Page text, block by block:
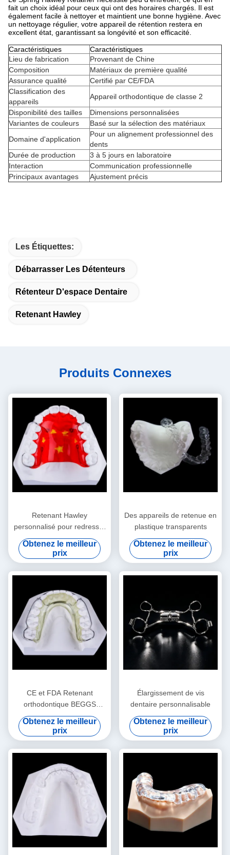
fait un choix idéal pour ceux qui ont des horaires chargés. Il est
également facile à nettoyer et maintient une bonne hygiène. Avec
un nettoyage régulier, votre appareil de rétention restera en
excellent état, garantissant sa longévité et son efficacité.
Caractéristiques
Caractéristiques
Lieu de fabrication
Provenant de Chine
Composition
Matériaux de première qualité
Assurance qualité
Certifié par CE/FDA
Classification des
appareils
Appareil orthodontique de classe 2
Disponibilité des tailles
Dimensions personnalisées
Variantes de couleurs
Basé sur la sélection des matériaux
Domaine d'application
Pour un alignement professionnel des
dents
Durée de production
3 à 5 jours en laboratoire
Interaction
Communication professionnelle
Principaux avantages
Ajustement précis
Les Étiquettes:
Débarrasser Les Détenteurs
Rétenteur D'espace Dentaire
Retenant Hawley
Produits Connexes
Retenant Hawley
personnalisé pour redresser
les dents Retenant Hawley
dentaire Approbation FDA
Obtenez le meilleur
prix
Des appareils de retenue en
plastique transparents
Obtenez le meilleur
prix
CE et FDA Retenant
orthodontique BEGGS
Retenant invisible Retenant
Obtenez le meilleur
prix
Élargissement de vis
dentaire personnalisable
Obtenez le meilleur
prix